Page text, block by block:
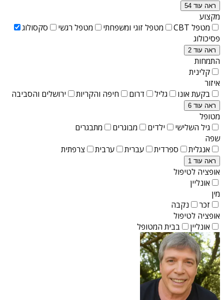
ראה עוד 54
מקצוע
מטפל CBT
מטפל זוגי ומשפחתי מטפל רגשי
סקסולוג
פסיכולוג
ראה עוד 2
התמחות
קלינית
איזור
בקעת אונו
גליל דרום חיפה והקריות ירושלים והסביבה
ראה עוד 6
מטופל
גיל השלישי
ילדים מבוגרים
מתבגרים
שפה
אנגלית
ספרדית עברית ערבית צרפתית
ראה עוד 1
אופציה לטיפול
אונליין
מין
זכר
נקבה
אופציה לטיפול
אונליין
בבית המטופל